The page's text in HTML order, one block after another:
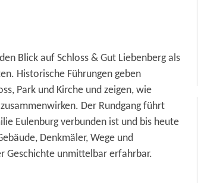
Blick auf Schloss & Gut Liebenberg als
Historische Führungen geben
Park und Kirche und zeigen, wie
Der Rundgang führt
Eulenburg verbunden ist und bis heute
Denkmäler, Wege und
Geschichte unmittelbar erfahrbar.